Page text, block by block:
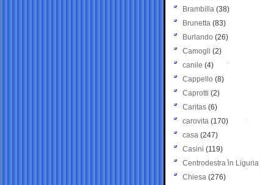
Brambilla (38)
Brunetta (83)
Burlando (26)
Camogli (2)
canile (4)
Cappello (8)
Caprotti (2)
Caritas (6)
carovita (170)
casa (247)
Casini (119)
Centrodestra in Liguria
Chiesa (276)